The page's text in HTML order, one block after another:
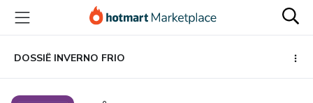
para
conteúdo
principal
para
pagamento
para
rodapé
DOSSIÊ INVERNO FRIO